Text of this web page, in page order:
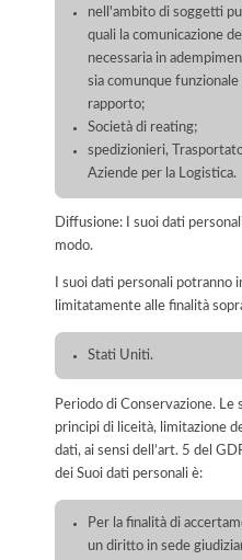
nell'ambito di soggetti
quali la comunicazione
necessaria in
sia comunque
rapporto;
Società di reating;
spedizionieri,
Aziende per la Logistica.
Diffusione: I suoi dati
modo.
I suoi dati personali
limitatamente alle finalità
Stati Uniti.
Periodo di Conservazione. Le
principi di liceità, limitazione
dati, ai sensi dell’art. 5 del
dei Suoi dati personali è:
Per la finalità di
un diritto in sede